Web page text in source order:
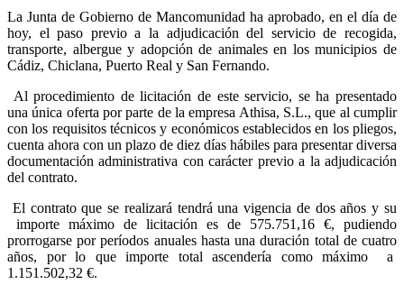
La Junta de Gobierno de Mancomunidad ha aprobado, en el día de
hoy, el paso previo a la adjudicación del servicio de recogida,
transporte, albergue y adopción de animales en los municipios de
Cádiz, Chiclana, Puerto Real y San Fernando.
Al procedimiento de licitación de este servicio, se ha presentado
una única oferta por parte de la empresa Athisa, S.L., que al cumplir
con los requisitos técnicos y económicos establecidos en los pliegos,
cuenta ahora con un plazo de diez días hábiles para presentar diversa
documentación administrativa con carácter previo a la adjudicación
del contrato.
El contrato que se realizará tendrá una vigencia de dos años y su
importe máximo de licitación es de 575.751,16 €, pudiendo
prorrogarse por períodos anuales hasta una duración total de cuatro
años, por lo que importe total ascendería como máximo a
1.151.502,32 €.